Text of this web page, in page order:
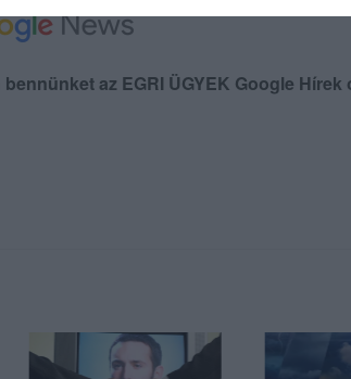
az EGRI ÜGYEK Google Hírek